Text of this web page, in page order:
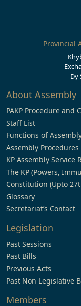
Provincial
Dy
About Assembly
PAKP Procedure and
Staff List
Functions of
Assembly Procedures
KP Assembly Service
The KP (Powers,
Constitution (Upto
Glossary
Secretariat’s Contact
Legislation
Past Sessions
Past Bills
Previous Acts
Past Non Legislative
Members